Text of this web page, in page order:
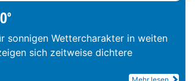
sonnigen Wettercharakter in weiten
sich zeitweise dichtere